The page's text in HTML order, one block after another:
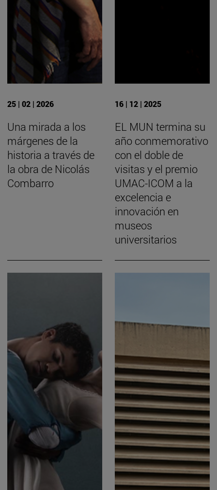
25 | 02 | 2026
Una mirada a los
márgenes de la
historia a través de
la obra de Nicolás
Combarro
16 | 12 | 2025
EL MUN termina su
año conmemorativo
con el doble de
visitas y el premio
UMAC-ICOM a la
excelencia e
innovación en
museos
universitarios